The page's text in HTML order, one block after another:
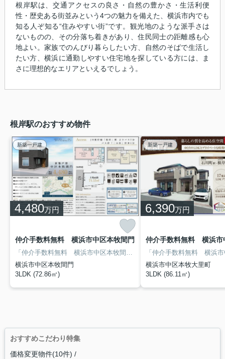
根岸駅は、交通アクセスの良さ・自然の豊かさ・生活利便
性・歴史ある街並みという4つの魅力を備えた、横浜市内でも
知る人ぞ知る“住みやすい街”です。観光地のような派手さは
ないものの、その分落ち着きがあり、住民同士の距離感も心
地よい。家族でのんびり暮らしたい方、自然のそばで生活し
たい方、横浜に通勤しやすい住宅地を探している方には、ま
さに理想的なエリアといえるでしょう。
根岸駅のおすすめ物件
新築一戸建
4,480万円
仲介手数料無料 横浜市中区本牧間門
横浜市中区本牧間門
3LDK (72.86㎡)
新築一戸建
6,390万円
横浜市中区本牧大里町
3LDK (86.11㎡)
おすすめこだわり特集
価格変更物件(10件)